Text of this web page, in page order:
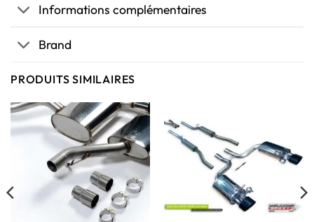
Informations complémentaires
Brand
PRODUITS SIMILAIRES